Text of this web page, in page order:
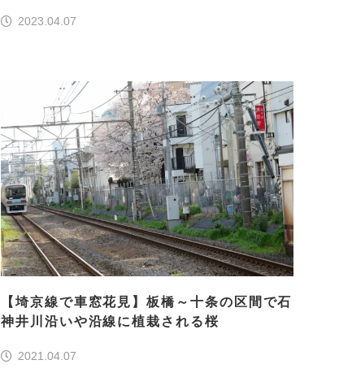
2023.04.07
【埼京線で車窓花見】板橋～十条の区間で石
神井川沿いや沿線に植栽される桜
2021.04.07